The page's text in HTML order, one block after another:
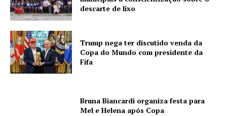
descarte de lixo
Trump nega ter discutido venda da
Copa do Mundo com presidente da
Fifa
Bruna Biancardi organiza festa para
Mel e Helena após Copa